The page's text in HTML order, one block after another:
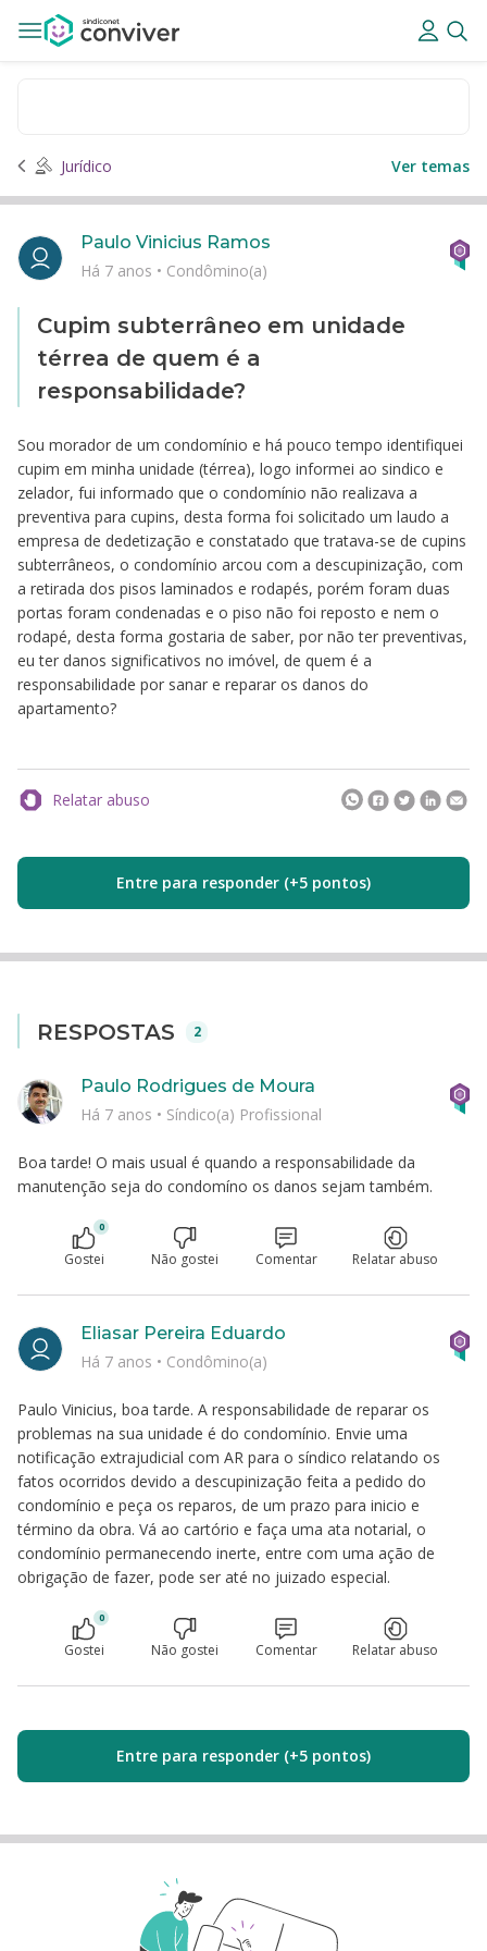
Jurídico Ver temas
Cupim subterrâneo em unidade
térrea de quem é a
responsabilidade?
Sou morador de um condomínio e há pouco tempo identifiquei
cupim em minha unidade (térrea), logo informei ao sindico e
zelador, fui informado que o condomínio não realizava a
preventiva para cupins, desta forma foi solicitado um laudo a
empresa de dedetização e constatado que tratava-se de cupins
subterrâneos, o condomínio arcou com a descupinização, com
a retirada dos pisos laminados e rodapés, porém foram duas
portas foram condenadas e o piso não foi reposto e nem o
rodapé, desta forma gostaria de saber, por não ter preventivas,
eu ter danos significativos no imóvel, de quem é a
responsabilidade por sanar e reparar os danos do
apartamento?
Paulo Vinicius Ramos
Há 7 anos • Condômino(a)
Relatar abuso
Entre para responder (+5 pontos)
RESPOSTAS 2
Boa tarde! O mais usual é quando a responsabilidade da
manutenção seja do condomíno os danos sejam também.
Paulo Rodrigues de Moura
Há 7 anos • Síndico(a) Profissional
0
Gostei Não gostei Comentar Relatar abuso
Paulo Vinicius, boa tarde. A responsabilidade de reparar os
problemas na sua unidade é do condomínio. Envie uma
notificação extrajudicial com AR para o síndico relatando os
fatos ocorridos devido a descupinização feita a pedido do
condomínio e peça os reparos, de um prazo para inicio e
término da obra. Vá ao cartório e faça uma ata notarial, o
condomínio permanecendo inerte, entre com uma ação de
obrigação de fazer, pode ser até no juizado especial.
Eliasar Pereira Eduardo
Há 7 anos • Condômino(a)
0
Gostei Não gostei Comentar Relatar abuso
Entre para responder (+5 pontos)